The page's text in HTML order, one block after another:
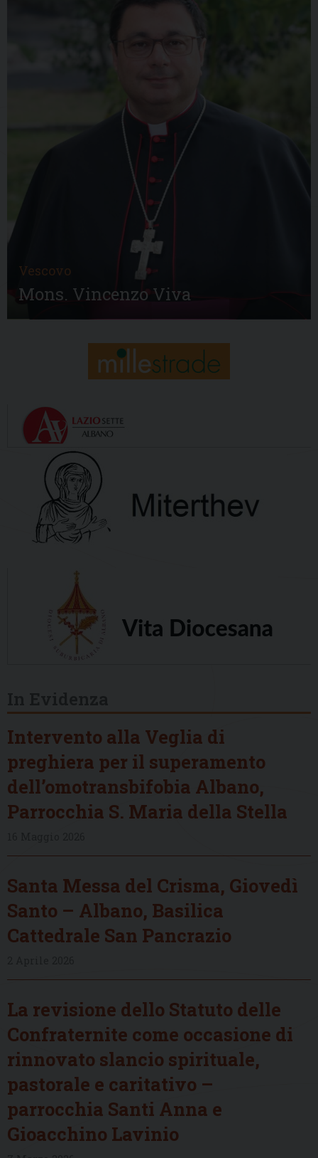
Vescovo
Mons. Vincenzo Viva
Intervento alla Veglia di
preghiera per il superamento
dell’omotransbifobia Albano,
Parrocchia S. Maria della Stella
Santa Messa del Crisma, Giovedì
Santo – Albano, Basilica
Cattedrale San Pancrazio
La revisione dello Statuto delle
Confraternite come occasione di
rinnovato slancio spirituale,
pastorale e caritativo –
parrocchia Santi Anna e
Gioacchino Lavinio